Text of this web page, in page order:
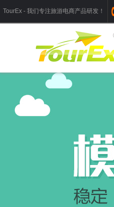
TourEx - 我们专注旅游电商产品研发！